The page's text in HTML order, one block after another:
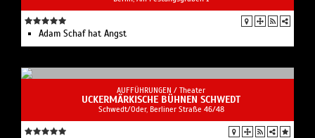
Adam Schaf hat Angst
AUFFÜHRUNGEN / Theater
UCKERMÄRKISCHE BÜHNEN SCHWEDT
Schwedt/Oder, Berliner Straße 46/48